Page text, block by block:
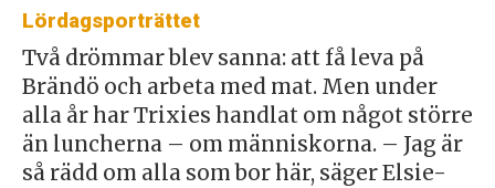
Lördagsporträttet
Två drömmar blev sanna: att få leva på
Brändö och arbeta med mat. Men under
alla år har Trixies handlat om något större
än luncherna – om människorna. – Jag är
så rädd om alla som bor här, säger Elsie-